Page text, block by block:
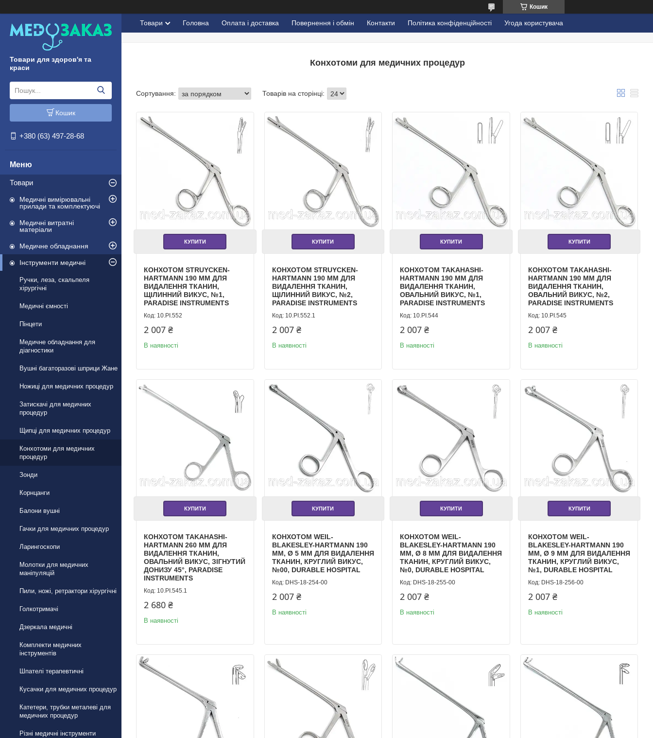
Кошик
Товари для здоров'я та
краси
Кошик
+380 (63) 497-28-68
Товари
Медичні вимірювальні
прилади та комплектуючі
Медичні витратні
матеріали
Медичне обладнання
Інструменти медичні
Ручки, леза, скальпеля
хірургічні
Медичні ємності
Пінцети
Медичне обладнання для
діагностики
Вушні багаторазові шприци Жане
Ножиці для медичних процедур
Затискачі для медичних
процедур
Щипці для медичних процедур
Конхотоми для медичних
процедур
Зонди
Корнцанги
Балони вушні
Гачки для медичних процедур
Ларингоскопи
Молотки для медичних
маніпуляцій
Пили, ножі, ретрактори хірургічні
Голкотримачі
Дзеркала медичні
Комплекти медичних
інструментів
Шпателі терапевтичні
Кусачки для медичних процедур
Катетери, трубки металеві для
медичних процедур
Різні медичні інструменти
Товари Головна Оплата і доставка Повернення і обмін Контакти Політика конфіденційності Угода користувача
Конхотоми для медичних процедур
КУПИТИ
КОНХОТОМ STRUYCKEN-
HARTMANN 190 ММ ДЛЯ
ВИДАЛЕННЯ ТКАНИН,
ЩІЛИННИЙ ВИКУС, №1,
PARADISE INSTRUMENTS
10.PI.552
2 007 ₴
В наявності
КУПИТИ
КОНХОТОМ STRUYCKEN-
HARTMANN 190 ММ ДЛЯ
ВИДАЛЕННЯ ТКАНИН,
ЩІЛИННИЙ ВИКУС, №2,
PARADISE INSTRUMENTS
10.PI.552.1
2 007 ₴
В наявності
КУПИТИ
КОНХОТОМ TAKAHASHI-
HARTMANN 190 ММ ДЛЯ
ВИДАЛЕННЯ ТКАНИН,
ОВАЛЬНИЙ ВИКУС, №1,
PARADISE INSTRUMENTS
10.PI.544
2 007 ₴
В наявності
КУПИТИ
КОНХОТОМ TAKAHASHI-
HARTMANN 190 ММ ДЛЯ
ВИДАЛЕННЯ ТКАНИН,
ОВАЛЬНИЙ ВИКУС, №2,
PARADISE INSTRUMENTS
10.PI.545
2 007 ₴
В наявності
КУПИТИ
КОНХОТОМ TAKAHASHI-
HARTMANN 260 ММ ДЛЯ
ВИДАЛЕННЯ ТКАНИН,
ОВАЛЬНИЙ ВИКУС, ЗІГНУТИЙ
ДОНИЗУ 45°, PARADISE
INSTRUMENTS
10.PI.545.1
2 680 ₴
В наявності
КУПИТИ
КОНХОТОМ WEIL-
BLAKESLEY-HARTMANN 190
ММ, Ø 5 ММ ДЛЯ ВИДАЛЕННЯ
ТКАНИН, КРУГЛИЙ ВИКУС,
№00, DURABLE HOSPITAL
DHS-18-254-00
2 007 ₴
В наявності
КУПИТИ
КОНХОТОМ WEIL-
BLAKESLEY-HARTMANN 190
ММ, Ø 8 ММ ДЛЯ ВИДАЛЕННЯ
ТКАНИН, КРУГЛИЙ ВИКУС,
№0, DURABLE HOSPITAL
DHS-18-255-00
2 007 ₴
В наявності
КУПИТИ
КОНХОТОМ WEIL-
BLAKESLEY-HARTMANN 190
ММ, Ø 9 ММ ДЛЯ ВИДАЛЕННЯ
ТКАНИН, КРУГЛИЙ ВИКУС,
№1, DURABLE HOSPITAL
DHS-18-256-00
2 007 ₴
В наявності